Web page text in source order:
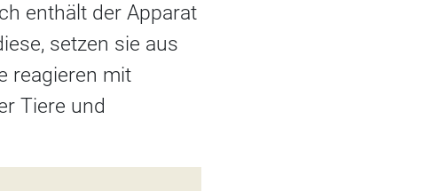
enthält der Apparat
setzen sie aus
reagieren mit
Tiere und